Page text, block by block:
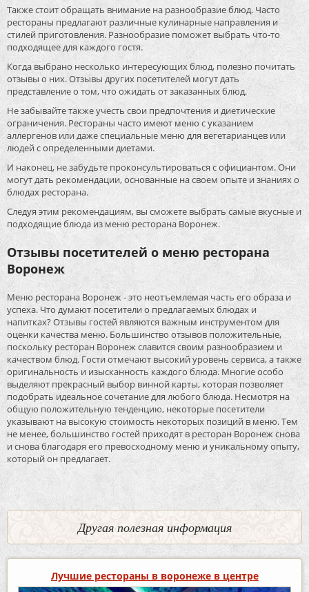
Также стоит обращать внимание на разнообразие блюд. Часто
рестораны предлагают различные кулинарные направления и
стилей приготовления. Разнообразие поможет выбрать что-то
подходящее для каждого гостя.
Когда выбрано несколько интересующих блюд, полезно почитать
отзывы о них. Отзывы других посетителей могут дать
представление о том, что ожидать от заказанных блюд.
Не забывайте также учесть свои предпочтения и диетические
ограничения. Рестораны часто имеют меню с указанием
аллергенов или даже специальные меню для вегетарианцев или
людей с определенными диетами.
И наконец, не забудьте проконсультироваться с официантом. Они
могут дать рекомендации, основанные на своем опыте и знаниях о
блюдах ресторана.
Следуя этим рекомендациям, вы сможете выбрать самые вкусные и
подходящие блюда из меню ресторана Воронеж.
Отзывы посетителей о меню ресторана
Воронеж
Меню ресторана Воронеж - это неотъемлемая часть его образа и
успеха. Что думают посетители о предлагаемых блюдах и
напитках? Отзывы гостей являются важным инструментом для
оценки качества меню. Большинство отзывов положительные,
поскольку ресторан Воронеж славится своим разнообразием и
качеством блюд. Гости отмечают высокий уровень сервиса, а также
оригинальность и изысканность каждого блюда. Многие особо
выделяют прекрасный выбор винной карты, которая позволяет
подобрать идеальное сочетание для любого блюда. Несмотря на
общую положительную тенденцию, некоторые посетители
указывают на высокую стоимость некоторых позиций в меню. Тем
не менее, большинство гостей приходят в ресторан Воронеж снова
и снова благодаря его превосходному меню и уникальному опыту,
который он предлагает.
Другая полезная информация
Лучшие рестораны в воронеже в центре